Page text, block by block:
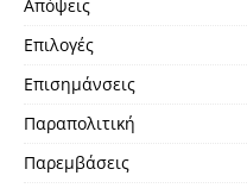
Απόψεις
Επιλογές
Επισημάνσεις
Παραπολιτική
Παρεμβάσεις